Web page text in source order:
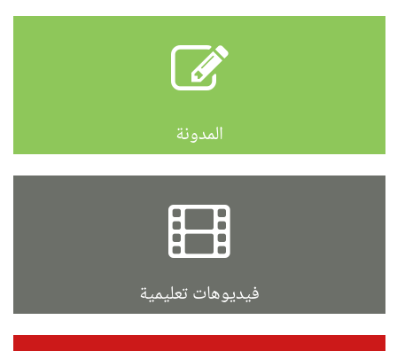
المدونة
فيديوهات تعليمية